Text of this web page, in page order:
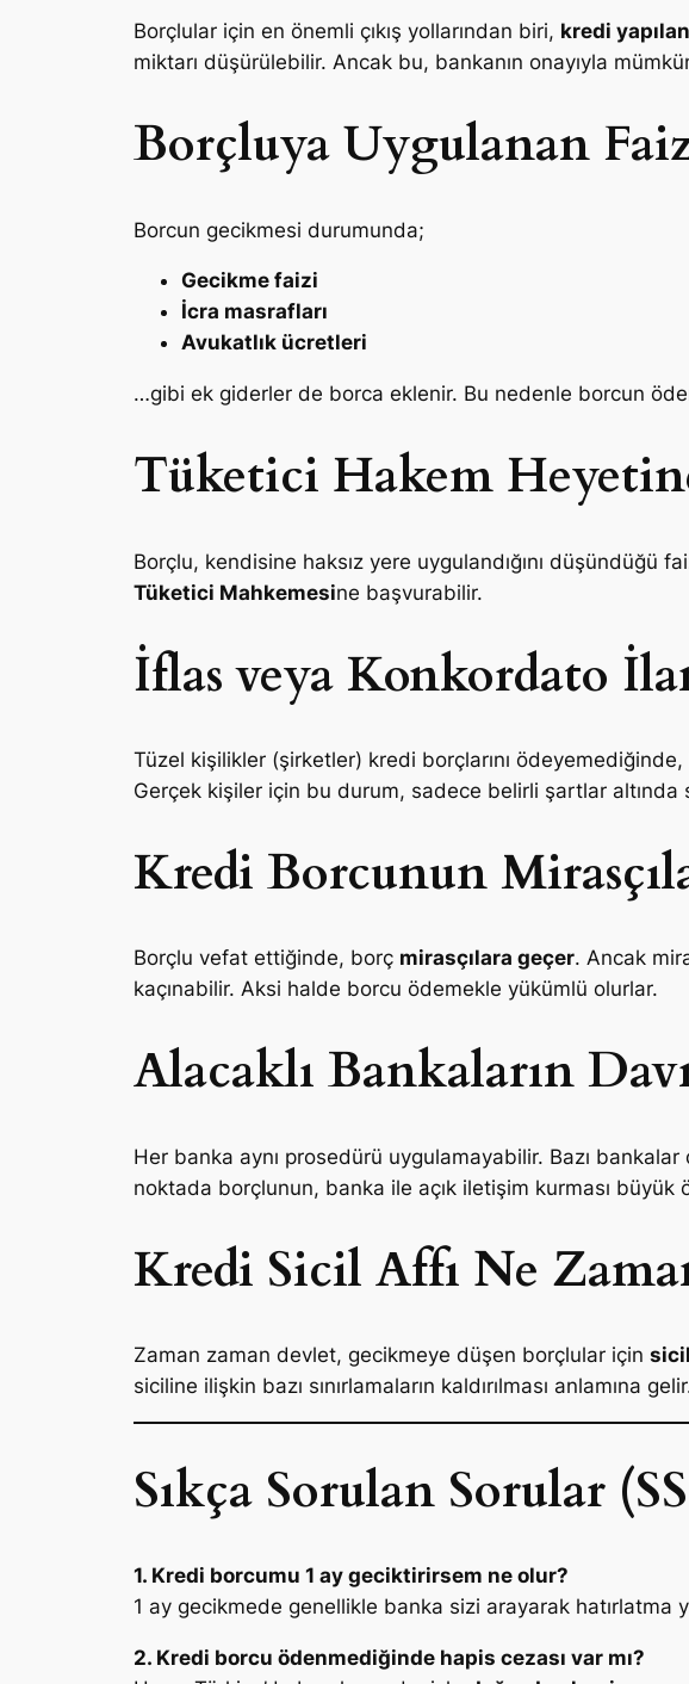
Borçlular için en önemli çıkış yollarından biri, kredi
miktarı düşürülebilir. Ancak bu, bankanın onayıyla
Borçluya Uygulanan
Borcun gecikmesi durumunda;
Gecikme faizi
İcra masrafları
Avukatlık ücretleri
…gibi ek giderler de borca eklenir. Bu nedenle borcun
Tüketici Hakem
Borçlu, kendisine haksız yere uygulandığını düşündüğü
Tüketici Mahkemesine başvurabilir.
İflas veya Konkordato
Tüzel kişilikler (şirketler) kredi borçlarını ödeyemediğinde,
Gerçek kişiler için bu durum, sadece belirli şartlar altında
Kredi Borcunun
Borçlu vefat ettiğinde, borç mirasçılara geçer. Ancak
kaçınabilir. Aksi halde borcu ödemekle yükümlü olurlar.
Alacaklı Bankaların
Her banka aynı prosedürü uygulamayabilir. Bazı
noktada borçlunun, banka ile açık iletişim kurması büyük
Kredi Sicil Affı Ne
Zaman zaman devlet, gecikmeye düşen borçlular için
siciline ilişkin bazı sınırlamaların kaldırılması anlamına
Sıkça Sorulan Sorular
1. Kredi borcumu 1 ay geciktirirsem ne olur?
1 ay gecikmede genellikle banka sizi arayarak
2. Kredi borcu ödenmediğinde hapis cezası var mı?